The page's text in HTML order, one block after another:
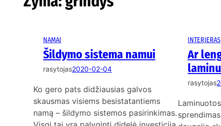
NAMAI
Šildymo sistema namui
rasytojas2020-02-04
Ko gero pats didžiausias galvos
skausmas visiems besistatantiems
namą – šildymo sistemos pasirinkimas.
INTERJERAS
Ar
rasytojas